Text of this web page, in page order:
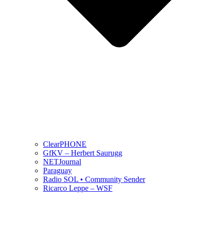
ClearPHONE
GfKV – Herbert Saurugg
NETJournal
Paraguay
Radio SOL • Community Sender
Ricarco Leppe – WSF